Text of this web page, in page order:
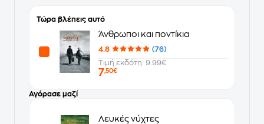
Τώρα βλέπεις αυτό
Άνθρωποι και ποντίκια
4.8
(76)
Τιμή εκδότη: 9.99€
7,50€
Αγόρασε μαζί
Λευκές νύχτες